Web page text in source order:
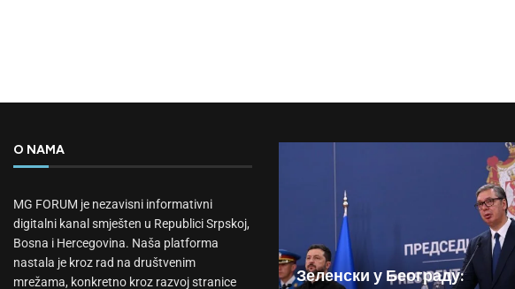
O NAMA
MG FORUM je nezavisni informativni
digitalni kanal smješten u Republici Srpskoj,
Bosna i Hercegovina. Naša platforma
nastala je kroz rad na društvenim
mrežama, konkretno kroz razvoj stranice
Зеленски у Београду: